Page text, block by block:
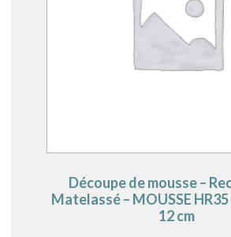
Découpe de mousse –
Matelassé – MOUSSE HR35
12 cm